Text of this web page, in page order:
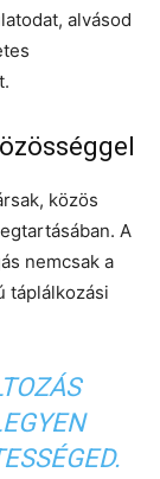
alvásod
közös
A
nemcsak a
táplálkozási